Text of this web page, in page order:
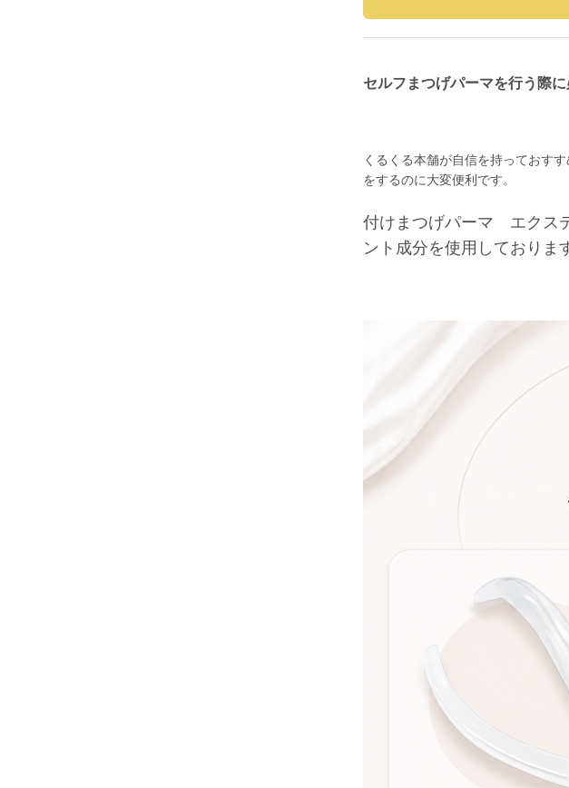
セルフまつげパーマを行う際
くるくる本舗が自信を持っておす
をするのに大変便利です。
付けまつげパーマ エクス
ント成分を使用しておりま